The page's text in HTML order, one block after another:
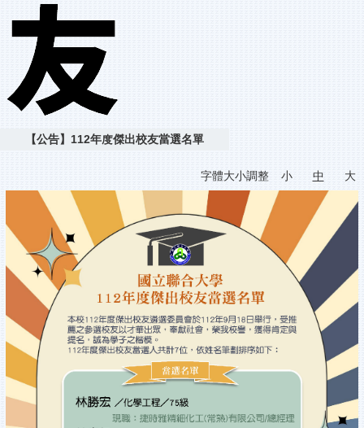
【公告】112年度傑出校友當選名單
字體大小調整 小 中 大